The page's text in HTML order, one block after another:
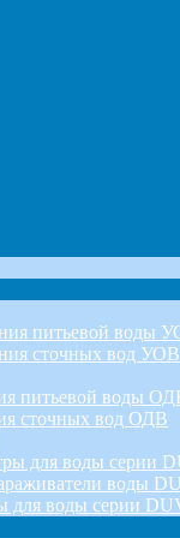
питьевой воды
сточных вод УОВ
питьевой воды
сточных вод ОДВ
для воды серии
воды
для воды серии